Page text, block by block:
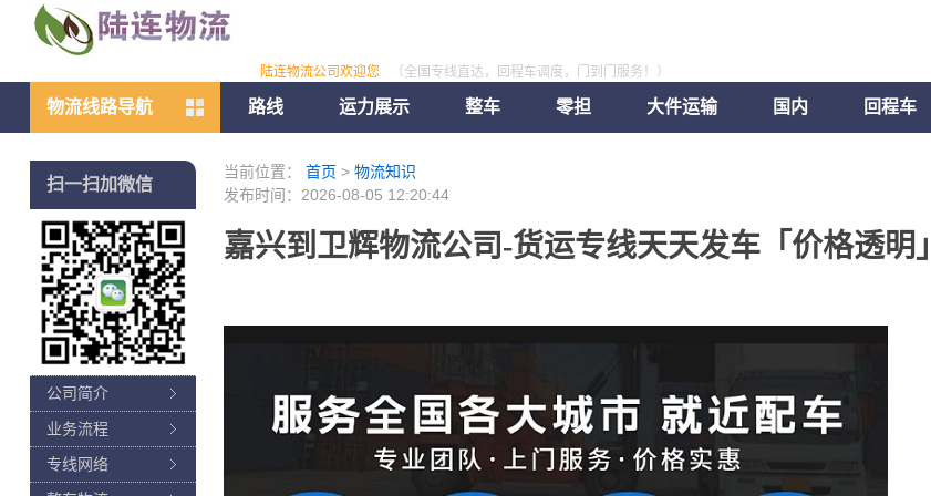
陆连物流公司欢迎您 （全国专线直达，回程车调度，门到门服务！）
物流线路导航 路线 运力展示 整车 零担 大件运输 国内 回程车
当前位置： 首页 > 物流知识
发布时间：2026-08-05 12:20:44
嘉兴到卫辉物流公司-货运专线天天发车「价格透明」
扫一扫加微信
公司简介
业务流程
专线网络